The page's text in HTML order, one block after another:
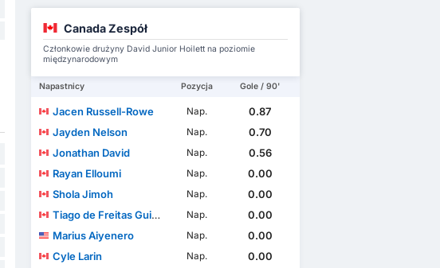
Canada Zespół
Członkowie drużyny David Junior Hoilett na poziomie
międzynarodowym
Napastnicy Pozycja Gole / 90'
Jacen Russell-Rowe Nap.
0.87
Jayden Nelson
Nap.
0.70
Jonathan David
Nap.
0.56
Rayan Elloumi
Nap.
0.00
Shola Jimoh
Nap.
0.00
Tiago de Freitas Guimarães Coimbra
Nap.
0.00
Marius Aiyenero
Nap.
0.00
Cyle Larin
Nap.
0.00